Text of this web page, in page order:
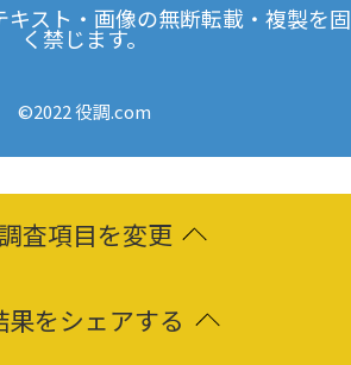
キスト・画像の無断転載・複製を固
く禁じます。
©2022 役調.com
調査項目を変更
果をシェアする